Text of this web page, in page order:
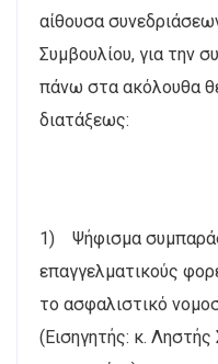
αίθουσα
Συμβουλίου, για την
πάνω στα ακόλουθα
διατάξεως:
1) Ψήφισμα
επαγγελματικούς
το ασφαλιστικό
(Εισηγητής: κ.